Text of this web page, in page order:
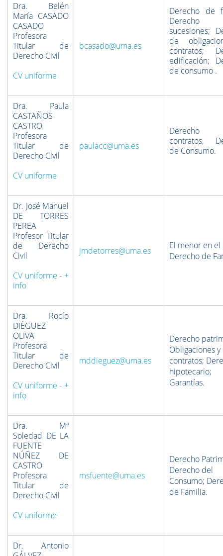
Dra. Belén
María CASADO
CASADO
Profesora
Titular de
Derecho Civil
CV uniforme
bcasado@uma.es
Derecho de
sucesiones;
de
contratos;
edificación;
de consumo .
Dra. Paula
CASTAÑOS
CASTRO
Profesora
Titular de
Derecho Civil
CV uniforme
paulacc@uma.es
contratos,
de Consumo.
Dr. José Manuel
DE TORRES
PEREA
Profesor Titular
de Derecho
Civil
CV uniforme - +
info
jmdetorres@uma.es
El menor en el
Derecho de
Dra. Rocío
DIÉGUEZ
OLIVA
Profesora
Titular de
Derecho Civil
CV uniforme - +
info
mddieguez@uma.es
Derecho
Obligaciones y
contratos;
hipotecario;
Garantías.
Dra. Mª
Soledad DE LA
FUENTE
NÚÑEZ DE
CASTRO
Profesora
Titular de
Derecho Civil
CV uniforme
msfuente@uma.es
Derecho
Derecho del
Consumo;
de Familia.
Dr. Antonio